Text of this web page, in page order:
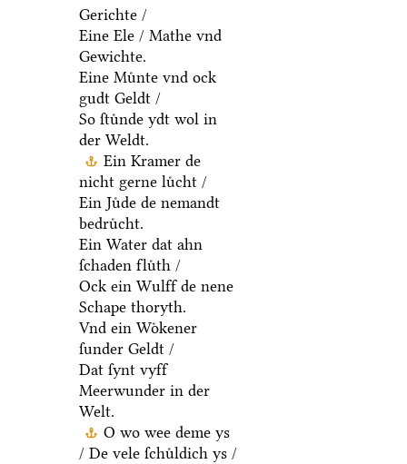
Gerichte /
Eine Ele / Mathe vnd
Gewichte.
Eine Muͤnte vnd ock
gudt Geldt /
So ſtuͤnde ydt wol in
der Weldt.
Ein Kramer de
nicht gerne luͤcht /
Ein Juͤde de nemandt
bedruͤcht.
Ein Water dat ahn
ſchaden fluͤth /
Ock ein Wulff de nene
Schape thoryth.
Vnd ein Woͤkener
ſunder Geldt /
Dat ſynt vyff
Meerwunder in der
Welt.
O wo wee deme ys
/ De vele ſchuͤldich ys /